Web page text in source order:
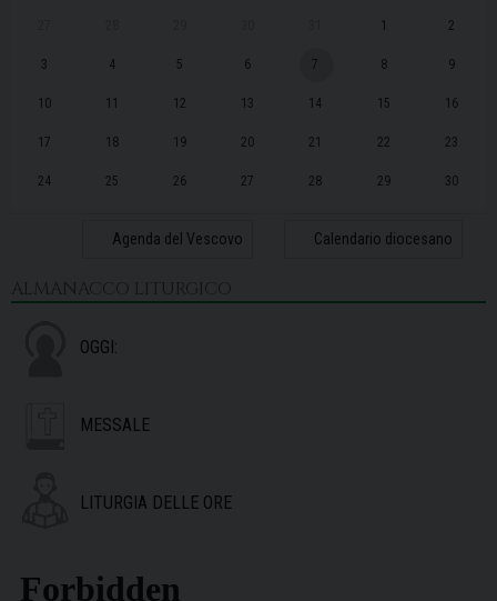
1 2
3 4 5 6 7 8 9
10 11 12 13 14 15 16
17 18 19 20 21 22 23
24 25 26 27 28 29 30
Agenda del Vescovo Calendario diocesano
ALMANACCO LITURGICO
OGGI:
MESSALE
LITURGIA DELLE ORE